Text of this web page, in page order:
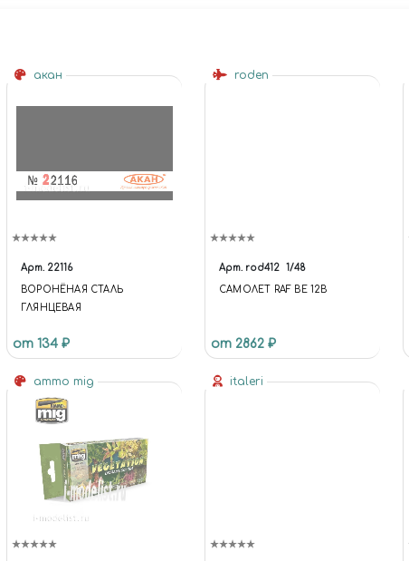
акан
Арт. 22116
ВОРОНЁНАЯ СТАЛЬ
ГЛЯНЦЕВАЯ
от 134 ₽
roden
Арт. rod412 1/48
САМОЛЕТ RAF BE 12B
от 2862 ₽
ammo mig italeri